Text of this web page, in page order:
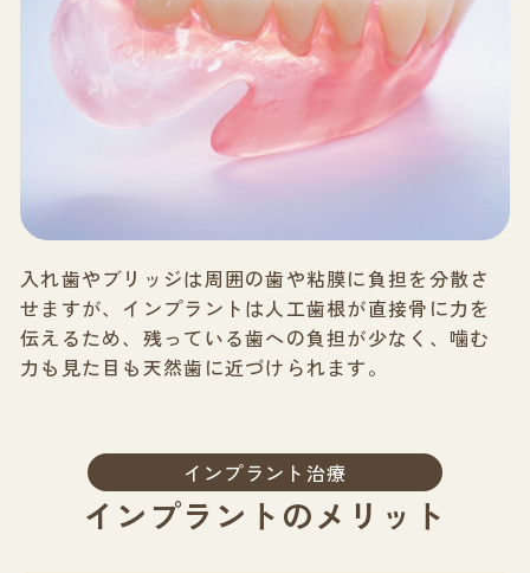
入れ歯やブリッジは周囲の歯や粘膜に負担を分散さ
せますが、インプラントは人工歯根が直接骨に力を
伝えるため、残っている歯への負担が少なく、噛む
力も見た目も天然歯に近づけられます。
インプラント治療
インプラントのメリット